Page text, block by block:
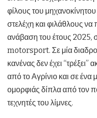
φίλους του
στελέχη και φιλάθλους
ανάβαση του έτους 2025,
motorsport. Σε μία
κανένας δεν έχει
από το Αγρίνιο και σε
ομορφιάς δίπλα από τον
τεχνητές του λίμνες.